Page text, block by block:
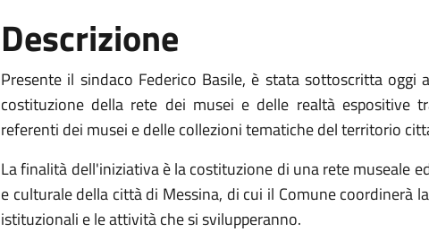
Descrizione
Presente il sindaco Federico Basile, è stata sottoscritta oggi
costituzione della rete dei musei e delle realtà espositive
referenti dei musei e delle collezioni tematiche del territorio
La finalità dell'iniziativa è la costituzione di una rete museale
e culturale della città di Messina, di cui il Comune coordinerà
istituzionali e le attività che si svilupperanno.